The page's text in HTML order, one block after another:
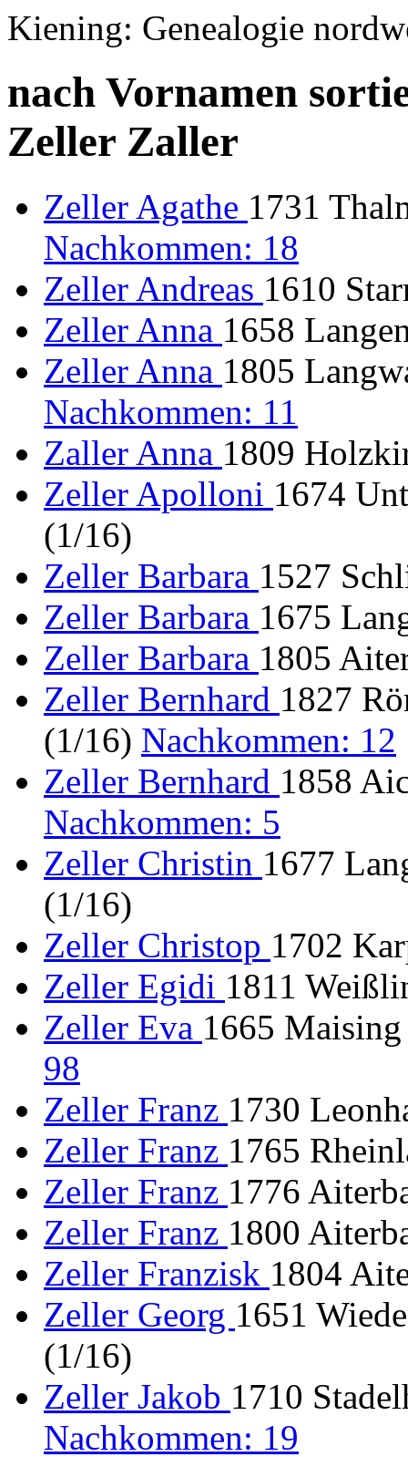
Kiening: Genealogie
nach Vornamen
Zeller Zaller
Zeller Agathe 1731
Nachkommen: 18
Zeller Andreas 1610
Zeller Anna 1658
Zeller Anna 1805
Nachkommen: 11
Zaller Anna 1809
Zeller Apolloni 1674
(1/16)
Zeller Barbara 1527
Zeller Barbara 1675
Zeller Barbara 1805
Zeller Bernhard 1827
(1/16) Nachkommen: 12
Zeller Bernhard 1858
Nachkommen: 5
Zeller Christin 1677
(1/16)
Zeller Christop 1702
Zeller Egidi 1811
Zeller Eva 1665
98
Zeller Franz 1730
Zeller Franz 1765
Zeller Franz 1776
Zeller Franz 1800
Zeller Franzisk 1804
Zeller Georg 1651
(1/16)
Zeller Jakob 1710
Nachkommen: 19